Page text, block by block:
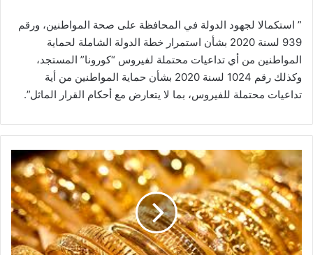
” استكمالا لجهود الدولة في المحافظة على صحة المواطنين، ورقم
939 لسنة 2020 بشأن استمرار خطة الدولة الشاملة لحماية
المواطنين من أي تداعيات محتملة لفيروس “كورونا” المستجد،
وكذلك رقم 1024 لسنة 2020 بشأن حماية المواطنين من أية
تداعيات محتملة للفيروس، بما لا يتعارض مع أحكام القرار الماثل”.
أسباب
انخفاض
سعر
جرام
الذهب
11
جنيها